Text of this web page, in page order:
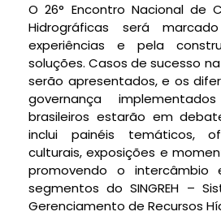
O 26° Encontro Nacional de
Hidrográficas será
experiências e pela
soluções. Casos de sucesso
serão apresentados, e os
governança
brasileiros estarão em
inclui painéis temáticos,
culturais, exposições e
promovendo o intercâmbio
segmentos do SINGREH –
Gerenciamento de Recursos